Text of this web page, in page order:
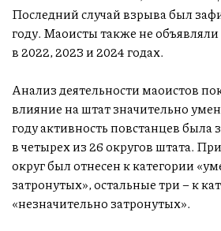
Последний случай взрыва был
году. Маоисты также не объявляли
в 2022, 2023 и 2024 годах.
Анализ деятельности маоистов
влияние на штат значительно
году активность повстанцев
в четырех из 26 округов штата.
округ был отнесен к категории
затронутых», остальные три – к
«незначительно затронутых».